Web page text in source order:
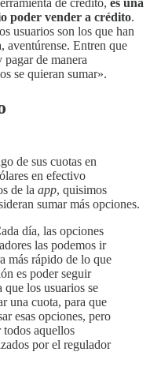
poder vender a crédito.
usuarios son los que han
aventúrense. Entren que
pagar de manera
se quieran sumar».
de sus cuotas en
en efectivo
de la app, quisimos
sumar más opciones.
día, las opciones
las podemos ir
más rápido de lo que
es poder seguir
los usuarios se
una cuota, para que
esas opciones, pero
todos aquellos
por el regulador